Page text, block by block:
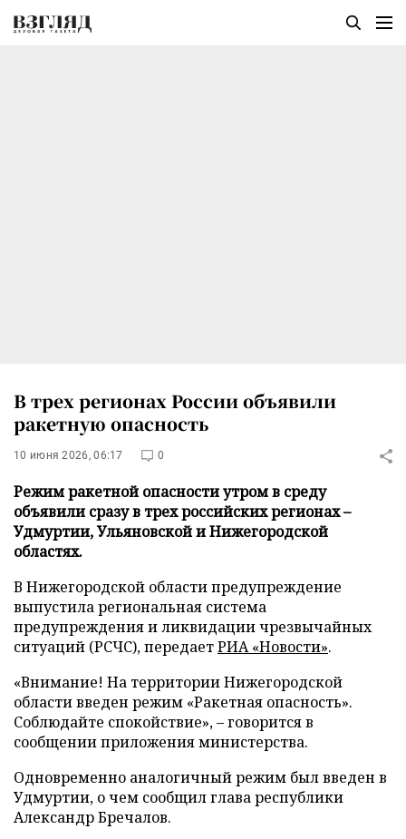
В трех регионах России объявили
ракетную опасность
10 июня 2026, 06:17 0
Режим ракетной опасности утром в среду
объявили сразу в трех российских регионах –
Удмуртии, Ульяновской и Нижегородской
областях.
В Нижегородской области предупреждение
выпустила региональная система
предупреждения и ликвидации чрезвычайных
ситуаций (РСЧС), передаетРИА «Новости».
«Внимание! На территории Нижегородской
области введен режим «Ракетная опасность».
Соблюдайте спокойствие», – говорится в
сообщении приложения министерства.
Одновременно аналогичный режим был введен в
Удмуртии, о чем сообщил глава республики
Александр Бречалов.